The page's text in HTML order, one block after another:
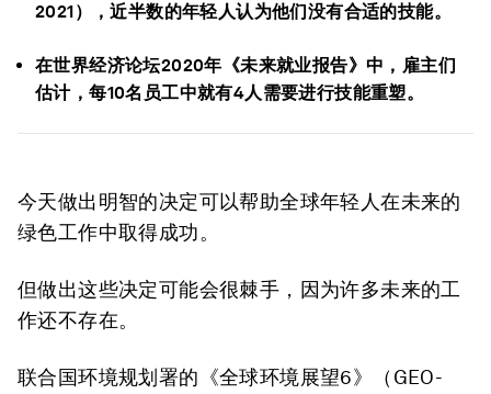
2021），近半数的年轻人认为他们没有合适的技能。
在世界经济论坛2020年《未来就业报告》中，雇主们
估计，每10名员工中就有4人需要进行技能重塑。
今天做出明智的决定可以帮助全球年轻人在未来的
绿色工作中取得成功。
但做出这些决定可能会很棘手，因为许多未来的工
作还不存在。
联合国环境规划署的《全球环境展望6》（GEO-